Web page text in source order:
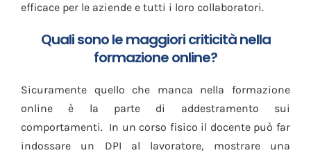
efficace per le aziende e tutti i loro collaboratori.
Quali sono le maggiori criticità nella
formazione online?
Sicuramente quello che manca nella formazione
online è la parte di addestramento sui
comportamenti. In un corso fisico il docente può far
indossare un DPI al lavoratore, mostrare una